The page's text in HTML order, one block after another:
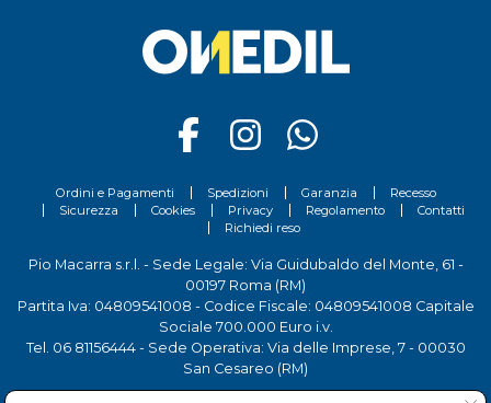
Ordini e Pagamenti Spedizioni Garanzia
Recesso
Sicurezza
Cookies Privacy Regolamento
Contatti
Richiedi reso
Pio Macarra s.r.l. - Sede Legale: Via Guidubaldo del Monte, 61 -
00197 Roma (RM)
Partita Iva: 04809541008 - Codice Fiscale: 04809541008 Capitale
Sociale 700.000 Euro i.v.
Tel. 06 81156444- Sede Operativa: Via delle Imprese, 7 - 00030
San Cesareo (RM)